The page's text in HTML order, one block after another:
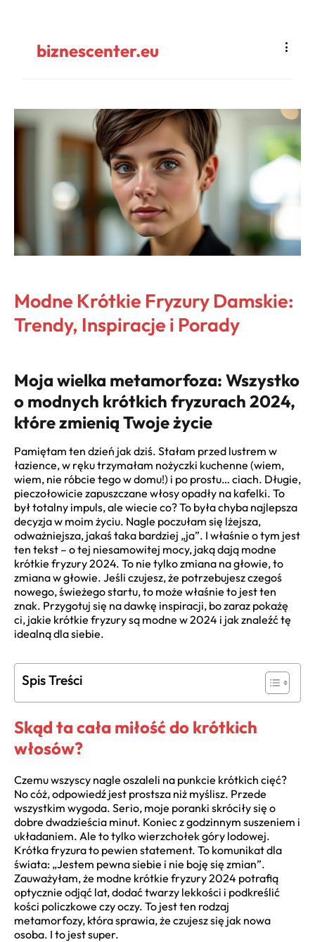
biznescenter.eu
Modne Krótkie Fryzury Damskie:
Trendy, Inspiracje i Porady
Moja wielka metamorfoza: Wszystko
o modnych krótkich fryzurach 2024,
które zmienią Twoje życie
Pamiętam ten dzień jak dziś. Stałam przed lustrem w
łazience, w ręku trzymałam nożyczki kuchenne (wiem,
wiem, nie róbcie tego w domu!) i po prostu… ciach. Długie,
pieczołowicie zapuszczane włosy opadły na kafelki. To
był totalny impuls, ale wiecie co? To była chyba najlepsza
decyzja w moim życiu. Nagle poczułam się lżejsza,
odważniejsza, jakaś taka bardziej „ja”. I właśnie o tym jest
ten tekst – o tej niesamowitej mocy, jaką dają modne
krótkie fryzury 2024. To nie tylko zmiana na głowie, to
zmiana w głowie. Jeśli czujesz, że potrzebujesz czegoś
nowego, świeżego startu, to może właśnie to jest ten
znak. Przygotuj się na dawkę inspiracji, bo zaraz pokażę
ci, jakie krótkie fryzury są modne w 2024 i jak znaleźć tę
idealną dla siebie.
Spis Treści
Skąd ta cała miłość do krótkich
włosów?
Czemu wszyscy nagle oszaleli na punkcie krótkich cięć?
No cóż, odpowiedź jest prostsza niż myślisz. Przede
wszystkim wygoda. Serio, moje poranki skróciły się o
dobre dwadzieścia minut. Koniec z godzinnym suszeniem i
układaniem. Ale to tylko wierzchołek góry lodowej.
Krótka fryzura to pewien statement. To komunikat dla
świata: „Jestem pewna siebie i nie boję się zmian”.
Zauważyłam, że modne krótkie fryzury 2024 potrafią
optycznie odjąć lat, dodać twarzy lekkości i podkreślić
kości policzkowe czy oczy. To jest ten rodzaj
metamorfozy, która sprawia, że czujesz się jak nowa
osoba. I to jest super.